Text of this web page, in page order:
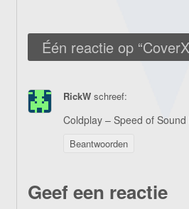
Één reactie op “
RickW schreef:
Coldplay – Speed of Sound
Beantwoorden
Geef een reactie